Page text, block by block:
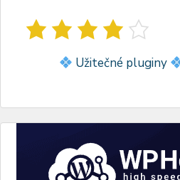
Užitečné pluginy